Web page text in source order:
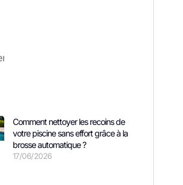
Comment nettoyer les recoins de
votre piscine sans effort grâce à la
brosse automatique ?
17/06/2026